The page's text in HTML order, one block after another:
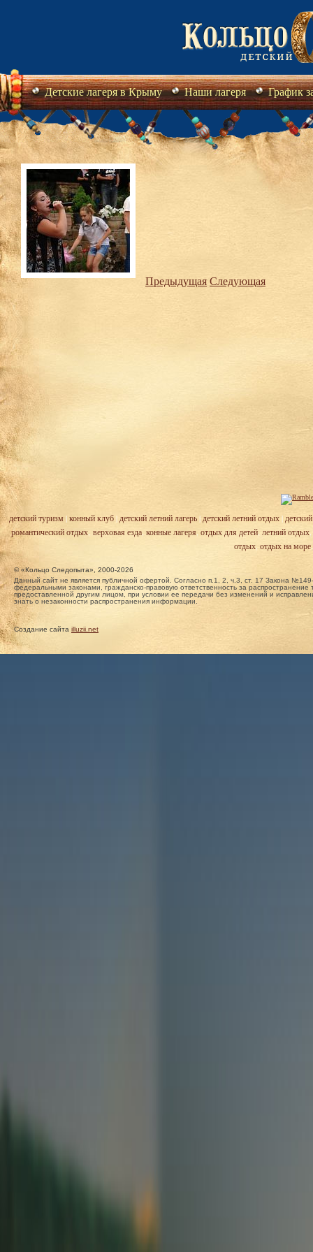
Детские лагеря в Крыму Наши лагеря График
Предыдущая Следующая
детский туризм| конный клуб| детский летний лагерь| детский летний отдых|
романтический отдых, верховая езда, конные лагеря, отдых для детей, летний отдых,
отдых, отдых на море
© «Кольцо Следопыта», 2000-2026
Данный сайт не является публичной офертой. Согласно п.1, 2, ч.3, ст. 17 Закона
федеральными законами, гражданско-правовую ответственность за
предоставленной другим лицом, при условии ее передачи без изменений и
знать о незаконности распространения информации.
Создание сайта illuzii.net